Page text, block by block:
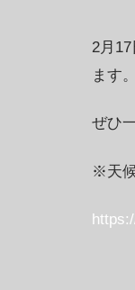
2月
ます
ぜひ
※天